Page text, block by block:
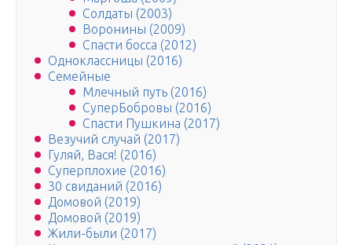
Солдаты (2003)
Воронины (2009)
Спасти босса (2012)
Одноклассницы (2016)
Семейные
Млечный путь (2016)
СуперБобровы (2016)
Спасти Пушкина (2017)
Везучий случай (2017)
Гуляй, Вася! (2016)
Суперплохие (2016)
30 свиданий (2016)
Домовой (2019)
Домовой (2019)
Жили-были (2017)